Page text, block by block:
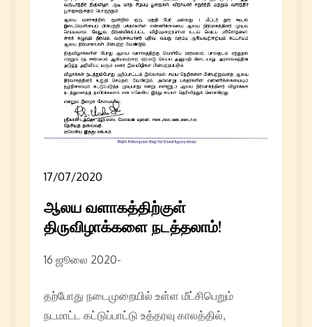
17/07/2020
ஆலய வளாகத்திற்குள்
திருவிழாக்களை நடத்தலாம்!
16 ஜூலை 2020-
தற்போது நடைமுறையில் உள்ள மீட்சிபெறும்
நடமாட்ட கட்டுப்பாட்டு உத்தரவு காலத்தில்,